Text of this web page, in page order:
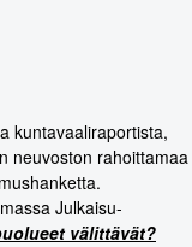
kuntavaaliraportista,
neuvoston rahoittamaa
Julkaisu-
välittävät?